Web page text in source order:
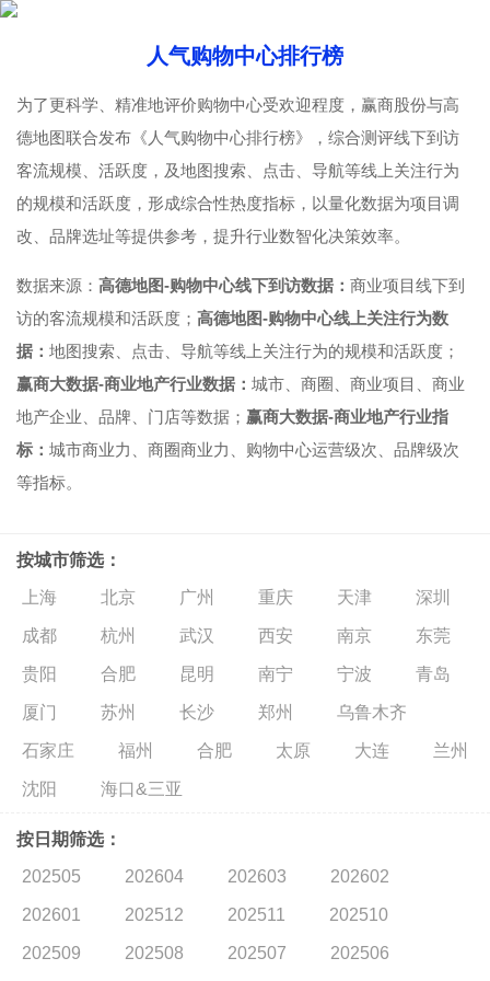
人气购物中心排行榜
为了更科学、精准地评价购物中心受欢迎程度，赢商股份与高
德地图联合发布《人气购物中心排行榜》，综合测评线下到访
客流规模、活跃度，及地图搜索、点击、导航等线上关注行为
的规模和活跃度，形成综合性热度指标，以量化数据为项目调
改、品牌选址等提供参考，提升行业数智化决策效率。
数据来源： 高德地图-购物中心线下到访数据： 商业项目线下到
访的客流规模和活跃度； 高德地图-购物中心线上关注行为数
据： 地图搜索、点击、导航等线上关注行为的规模和活跃度；
赢商大数据-商业地产行业数据： 城市、商圈、商业项目、商业
地产企业、品牌、门店等数据； 赢商大数据-商业地产行业指
标： 城市商业力、商圈商业力、购物中心运营级次、品牌级次
等指标。
按城市筛选：
上海
北京 广州 重庆 天津 深圳
成都 杭州 武汉 西安 南京 东莞
贵阳 合肥 昆明 南宁 宁波 青岛
厦门 苏州 长沙 郑州 乌鲁木齐
石家庄 福州 合肥 太原 大连 兰州
沈阳 海口&三亚
按日期筛选：
202505
202604 202603 202602
202601 202512 202511 202510
202509 202508 202507 202506